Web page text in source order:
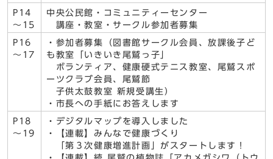
P14
～15
中央公民館・コミュニティーセンター
講座・教室・サークル参加者募集
P16
～17
・参加者募集（図書館サークル会員、放課後子ど
も教室「いきいき尾鷲っ子」
ボランティア、健康硬式テニス教室、尾鷲スポ
ーツクラブ会員、尾鷲節
子供太鼓教室 新規受講生）
・市長への手紙にお答えします
P18
～19
・デジタルマップを導入しました
・【連載】みんなで健康づくり
「第３次健康増進計画」がスタートします！